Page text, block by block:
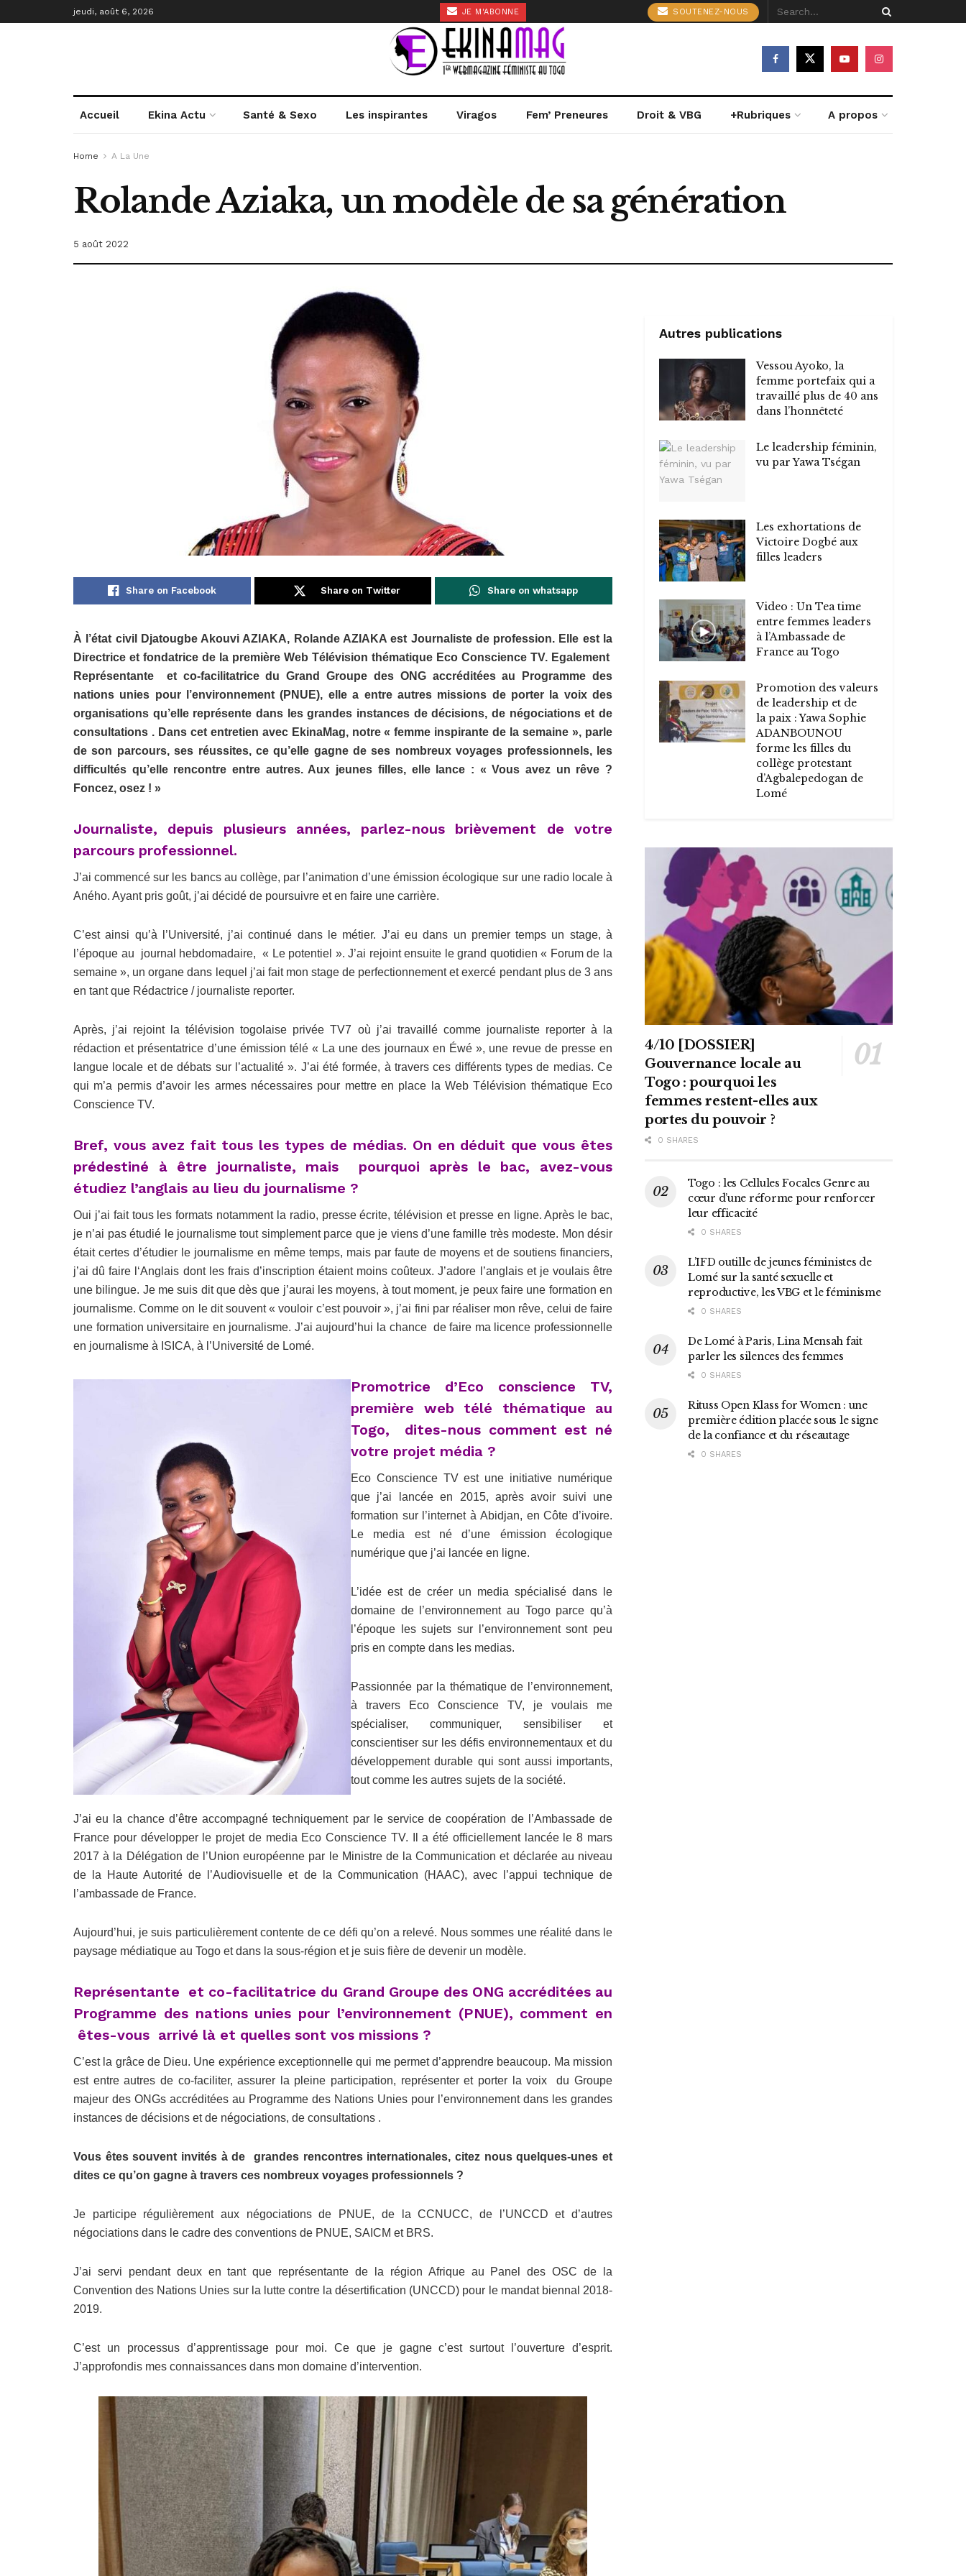
jeudi, août 6, 2026 JE M'ABONNE SOUTENEZ-NOUS
Accueil Ekina Actu Santé & Sexo Les inspirantes Viragos Fem’ Preneures Droit & VBG +Rubriques A propos
Home A La Une
Rolande Aziaka, un modèle de sa génération
5 août 2022
Share on Facebook Share on Twitter Share on whatsapp
À l’état civil Djatougbe Akouvi AZIAKA, Rolande AZIAKA est Journaliste de profession. Elle est la
Directrice et fondatrice de la première Web Télévision thématique Eco Conscience TV. Egalement
Représentante et co-facilitatrice du Grand Groupe des ONG accréditées au Programme des
nations unies pour l’environnement (PNUE), elle a entre autres missions de porter la voix des
organisations qu’elle représente dans les grandes instances de décisions, de négociations et de
consultations . Dans cet entretien avec EkinaMag, notre « femme inspirante de la semaine », parle
de son parcours, ses réussites, ce qu’elle gagne de ses nombreux voyages professionnels, les
difficultés qu’elle rencontre entre autres. Aux jeunes filles, elle lance : « Vous avez un rêve ?
Foncez, osez ! »
Journaliste, depuis plusieurs années, parlez-nous brièvement de votre
parcours professionnel.
J’ai commencé sur les bancs au collège, par l’animation d’une émission écologique sur une radio locale à
Aného. Ayant pris goût, j’ai décidé de poursuivre et en faire une carrière.
C’est ainsi qu’à l’Université, j’ai continué dans le métier. J’ai eu dans un premier temps un stage, à
l’époque au journal hebdomadaire, « Le potentiel ». J’ai rejoint ensuite le grand quotidien « Forum de la
semaine », un organe dans lequel j’ai fait mon stage de perfectionnement et exercé pendant plus de 3 ans
en tant que Rédactrice / journaliste reporter.
Après, j’ai rejoint la télévision togolaise privée TV7 où j’ai travaillé comme journaliste reporter à la
rédaction et présentatrice d’une émission télé « La une des journaux en Éwé », une revue de presse en
langue locale et de débats sur l’actualité ». J’ai été formée, à travers ces différents types de medias. Ce
qui m’a permis d’avoir les armes nécessaires pour mettre en place la Web Télévision thématique Eco
Conscience TV.
Bref, vous avez fait tous les types de médias. On en déduit que vous êtes
prédestiné à être journaliste, mais pourquoi après le bac, avez-vous
étudiez l’anglais au lieu du journalisme ?
Oui j’ai fait tous les formats notamment la radio, presse écrite, télévision et presse en ligne. Après le bac,
je n’ai pas étudié le journalisme tout simplement parce que je viens d’une famille très modeste. Mon désir
était certes d’étudier le journalisme en même temps, mais par faute de moyens et de soutiens financiers,
j’ai dû faire l‘Anglais dont les frais d’inscription étaient moins coûteux. J’adore l’anglais et je voulais être
une bilingue. Je me suis dit que dès que j’aurai les moyens, à tout moment, je peux faire une formation en
journalisme. Comme on le dit souvent « vouloir c’est pouvoir », j’ai fini par réaliser mon rêve, celui de faire
une formation universitaire en journalisme. J’ai aujourd’hui la chance de faire ma licence professionnelle
en journalisme à ISICA, à l’Université de Lomé.
Promotrice d’Eco conscience TV,
première web télé thématique au
Togo, dites-nous comment est né
votre projet média ?
Eco Conscience TV est une initiative numérique
que j’ai lancée en 2015, après avoir suivi une
formation sur l’internet à Abidjan, en Côte d’ivoire.
Le media est né d’une émission écologique
numérique que j’ai lancée en ligne.
L’idée est de créer un media spécialisé dans le
domaine de l’environnement au Togo parce qu’à
l’époque les sujets sur l’environnement sont peu
pris en compte dans les medias.
Passionnée par la thématique de l’environnement,
à travers Eco Conscience TV, je voulais me
spécialiser, communiquer, sensibiliser et
conscientiser sur les défis environnementaux et du
développement durable qui sont aussi importants,
tout comme les autres sujets de la société.
J’ai eu la chance d’être accompagné techniquement par le service de coopération de l’Ambassade de
France pour développer le projet de media Eco Conscience TV. Il a été officiellement lancée le 8 mars
2017 à la Délégation de l’Union européenne par le Ministre de la Communication et déclarée au niveau
de la Haute Autorité de l’Audiovisuelle et de la Communication (HAAC), avec l’appui technique de
l’ambassade de France.
Aujourd’hui, je suis particulièrement contente de ce défi qu’on a relevé. Nous sommes une réalité dans le
paysage médiatique au Togo et dans la sous-région et je suis fière de devenir un modèle.
Représentante et co-facilitatrice du Grand Groupe des ONG accréditées au
Programme des nations unies pour l’environnement (PNUE), comment en
êtes-vous arrivé là et quelles sont vos missions ?
C’est la grâce de Dieu. Une expérience exceptionnelle qui me permet d’apprendre beaucoup. Ma mission
est entre autres de co-faciliter, assurer la pleine participation, représenter et porter la voix du Groupe
majeur des ONGs accréditées au Programme des Nations Unies pour l’environnement dans les grandes
instances de décisions et de négociations, de consultations .
Vous êtes souvent invités à de grandes rencontres internationales, citez nous quelques-unes et
dites ce qu’on gagne à travers ces nombreux voyages professionnels ?
Je participe régulièrement aux négociations de PNUE, de la CCNUCC, de l’UNCCD et d’autres
négociations dans le cadre des conventions de PNUE, SAICM et BRS.
J’ai servi pendant deux en tant que représentante de la région Afrique au Panel des OSC de la
Convention des Nations Unies sur la lutte contre la désertification (UNCCD) pour le mandat biennal 2018-
2019.
C’est un processus d’apprentissage pour moi. Ce que je gagne c’est surtout l’ouverture d’esprit.
J’approfondis mes connaissances dans mon domaine d’intervention.
Autres publications
Vessou Ayoko, la
femme portefaix qui a
travaillé plus de 40 ans
dans l’honnêteté
Le leadership féminin,
vu par Yawa Tségan
Les exhortations de
Victoire Dogbé aux
filles leaders
Video : Un Tea time
entre femmes leaders
à l’Ambassade de
France au Togo
Promotion des valeurs
de leadership et de
la paix : Yawa Sophie
ADANBOUNOU
forme les filles du
collège protestant
d’Agbalepedogan de
Lomé
4/10 [DOSSIER]
Gouvernance locale au
Togo : pourquoi les
femmes restent-elles aux
portes du pouvoir ?
0 SHARES
Togo : les Cellules Focales Genre au
cœur d’une réforme pour renforcer
leur efficacité
0 SHARES
L’IFD outille de jeunes féministes de
Lomé sur la santé sexuelle et
reproductive, les VBG et le féminisme
0 SHARES
De Lomé à Paris, Lina Mensah fait
parler les silences des femmes
0 SHARES
Rituss Open Klass for Women : une
première édition placée sous le signe
de la confiance et du réseautage
0 SHARES